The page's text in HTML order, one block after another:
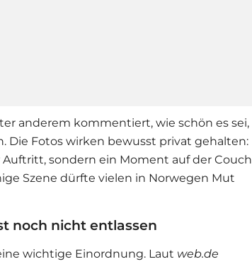
anderem kommentiert, wie schön es sei,
Die Fotos wirken bewusst privat gehalten:
sondern ein Moment auf der Couch
Szene dürfte vielen in Norwegen Mut
noch nicht entlassen
wichtige Einordnung. Laut web.de